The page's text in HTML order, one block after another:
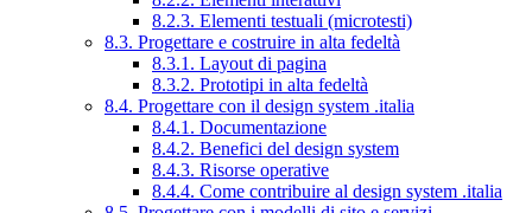
8.2.3. Elementi testuali (microtesti)
8.3. Progettare e costruire in alta fedeltà
8.3.1. Layout di pagina
8.3.2. Prototipi in alta fedeltà
8.4. Progettare con il design system .italia
8.4.1. Documentazione
8.4.2. Benefici del design system
8.4.3. Risorse operative
8.4.4. Come contribuire al design system .italia